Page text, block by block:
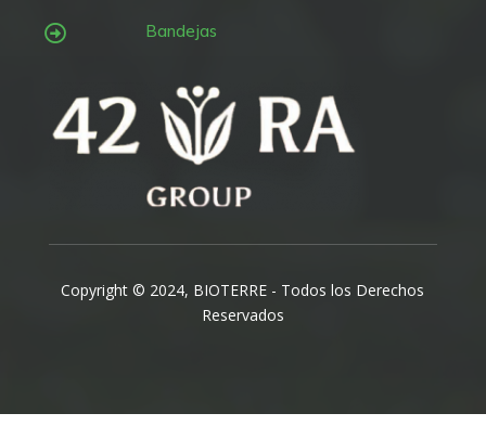
 Bandejas
Copyright © 2024, BIOTERRE - Todos los Derechos
Reservados